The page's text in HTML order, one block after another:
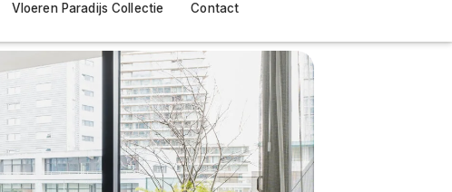
Vloeren Paradijs Collectie Contact